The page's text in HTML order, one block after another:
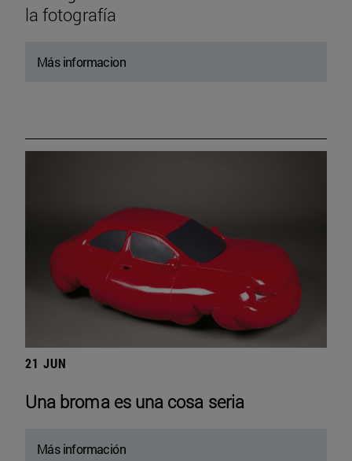
la fotografía
Más informacion
21 JUN
Una broma es una cosa seria
Más información